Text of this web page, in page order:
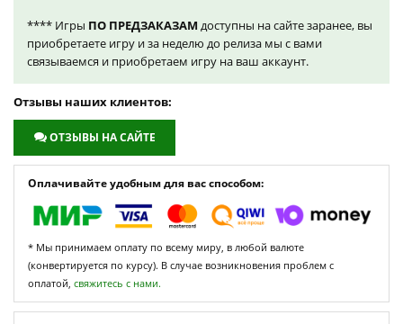
**** Игры ПО ПРЕДЗАКАЗАМ доступны на сайте заранее, вы
приобретаете игру и за неделю до релиза мы с вами
связываемся и приобретаем игру на ваш аккаунт.
Отзывы наших клиентов:
ОТЗЫВЫ НА САЙТЕ
Оплачивайте удобным для вас способом:
* Мы принимаем оплату по всему миру, в любой валюте
(конвертируется по курсу). В случае возникновения проблем с
оплатой, свяжитесь с нами.